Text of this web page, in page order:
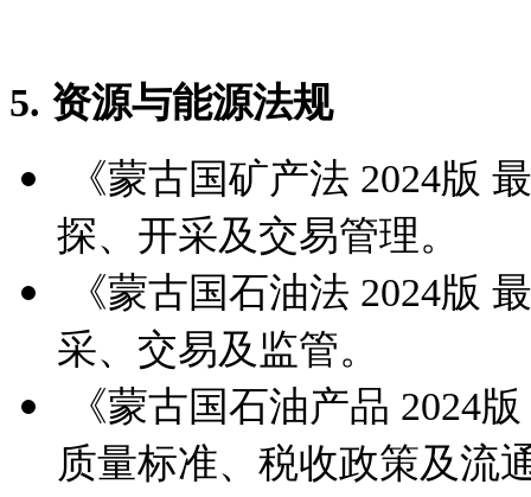
5. 资源与能源法规
《蒙古国矿产法 2024版
探、开采及交易管理。
《蒙古国石油法 2024版
采、交易及监管。
《蒙古国石油产品 2024
质量标准、税收政策及流